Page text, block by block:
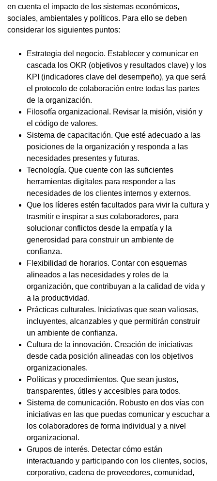
en cuenta el impacto de los sistemas económicos,
sociales, ambientales y políticos. Para ello se deben
considerar los siguientes puntos:
Estrategia del negocio. Establecer y comunicar en
cascada los OKR (objetivos y resultados clave) y los
KPI (indicadores clave del desempeño), ya que será
el protocolo de colaboración entre todas las partes
de la organización.
Filosofía organizacional. Revisar la misión, visión y
el código de valores.
Sistema de capacitación. Que esté adecuado a las
posiciones de la organización y responda a las
necesidades presentes y futuras.
Tecnología. Que cuente con las suficientes
herramientas digitales para responder a las
necesidades de los clientes internos y externos.
Que los líderes estén facultados para vivir la cultura y
trasmitir e inspirar a sus colaboradores, para
solucionar conflictos desde la empatía y la
generosidad para construir un ambiente de
confianza.
Flexibilidad de horarios. Contar con esquemas
alineados a las necesidades y roles de la
organización, que contribuyan a la calidad de vida y
a la productividad.
Prácticas culturales. Iniciativas que sean valiosas,
incluyentes, alcanzables y que permitirán construir
un ambiente de confianza.
Cultura de la innovación. Creación de iniciativas
desde cada posición alineadas con los objetivos
organizacionales.
Políticas y procedimientos. Que sean justos,
transparentes, útiles y accesibles para todos.
Sistema de comunicación. Robusto en dos vías con
iniciativas en las que puedas comunicar y escuchar a
los colaboradores de forma individual y a nivel
organizacional.
Grupos de interés. Detectar cómo están
interactuando y participando con los clientes, socios,
corporativo, cadena de proveedores, comunidad,